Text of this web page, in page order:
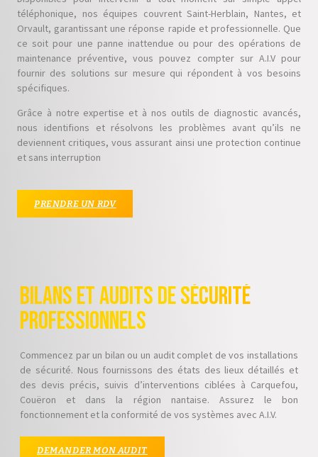
téléphonique, nos équipes couvrent Saint-Herblain, Nantes, et
Orvault, garantissant une réponse rapide et professionnelle. Que
ce soit pour une panne inattendue ou pour des opérations de
maintenance préventive, vous pouvez compter sur A.I.V pour
fournir des solutions sur mesure qui répondent à vos besoins
spécifiques.
Grâce à notre expertise et à nos outils de diagnostic avancés,
nous identifions et résolvons les problèmes avant qu’ils ne
deviennent critiques, vous assurant ainsi une protection continue
et sans interruption
PRENDRE UN RDV
Bilans et Audits de Sécurité
Professionnels
Commencez par un bilan ou un audit complet de vos installations
de sécurité. Nous fournissons des états des lieux détaillés et
des devis précis, suivis d’interventions ciblées à Carquefou,
Couëron et dans la région nantaise. Assurez le bon
fonctionnement et la conformité de vos systèmes avec A.I.V.
DEMANDER MON AUDIT